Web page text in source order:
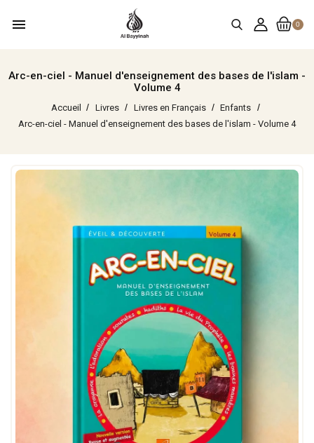
0
menu
Arc-en-ciel - Manuel d'enseignement des bases de l'islam -
Volume 4
Accueil Livres Livres en Français
Enfants
Arc-en-ciel - Manuel d'enseignement des bases de l'islam - Volume 4